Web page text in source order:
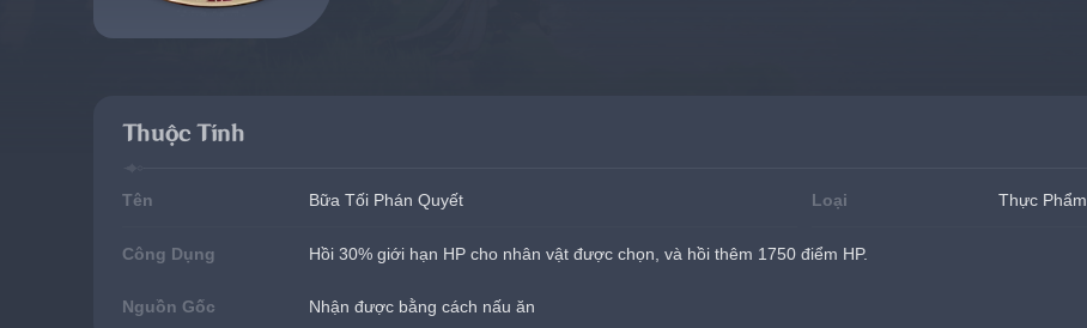
Thuộc Tính
Tên Bữa Tối Phán Quyết Loại Thực Phẩm
Công Dụng Hồi 30% giới hạn HP cho nhân vật được chọn, và hồi thêm 1750 điểm HP.
Nguồn Gốc Nhận được bằng cách nấu ăn